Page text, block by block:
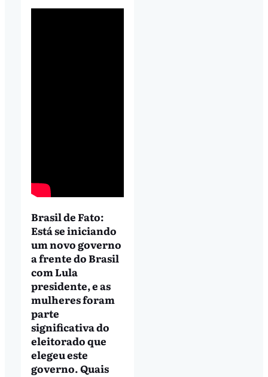
Brasil de Fato:
Está se iniciando
um novo governo
a frente do Brasil
com Lula
presidente, e as
mulheres foram
parte
significativa do
eleitorado que
elegeu este
governo. Quais